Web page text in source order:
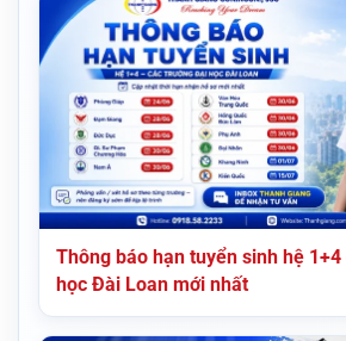
Thông báo hạn tuyển sinh hệ
học Đài Loan mới nhất